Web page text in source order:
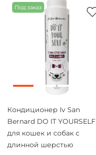
Под заказ
Кондиционер Iv San
Bernard DO IT YOURSELF
для кошек и собак с
длинной шерстью